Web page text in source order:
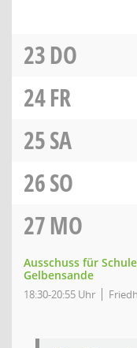
23DO
24FR
25SA
26SO
27MO
Ausschuss für
Gelbensande
18:30-20:55 Uhr